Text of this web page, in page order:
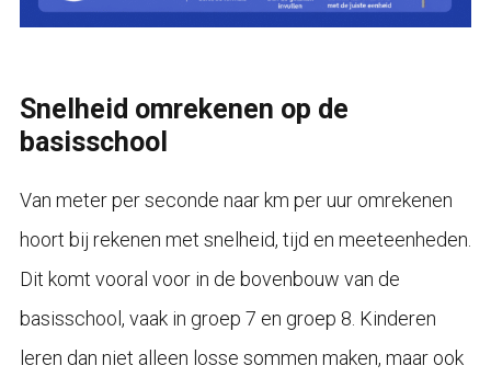
Snelheid omrekenen op de
basisschool
Van meter per seconde naar km per uur omrekenen
hoort bij rekenen met snelheid, tijd en meeteenheden.
Dit komt vooral voor in de bovenbouw van de
basisschool, vaak in groep 7 en groep 8. Kinderen
leren dan niet alleen losse sommen maken, maar ook